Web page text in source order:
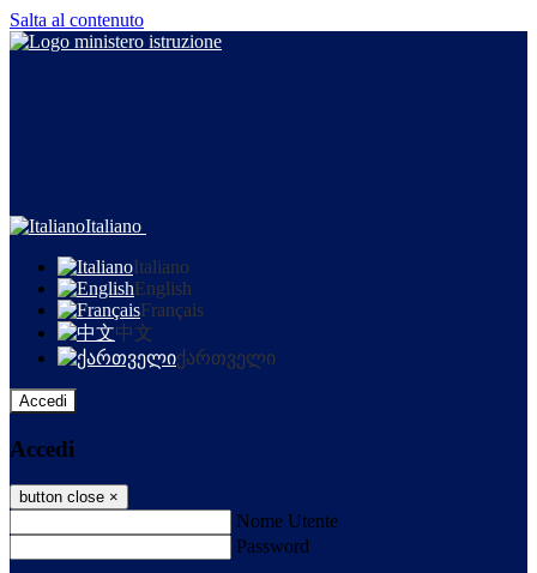
Salta al contenuto
Italiano
Italiano
English
Français
中文
ქართველი
Accedi
Accedi
button close ×
Nome Utente
Password